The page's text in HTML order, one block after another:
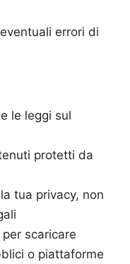
errori di
le leggi sul
protetti da
tua privacy, non
scaricare
o piattaforme